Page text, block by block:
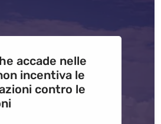
accade nelle
incentiva le
contro le